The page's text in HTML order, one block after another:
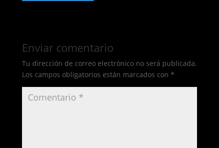
Enviar comentario
Tu dirección de correo electrónico no será publicada.
Los campos obligatorios están marcados con *